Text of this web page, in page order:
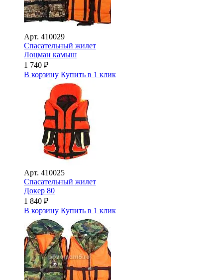
Арт. 410029
Спасательный жилет
Лоцман камыш
1 740 ₽
В корзину Купить в 1 клик
Арт. 410025
Спасательный жилет
Докер 80
1 840 ₽
В корзину Купить в 1 клик